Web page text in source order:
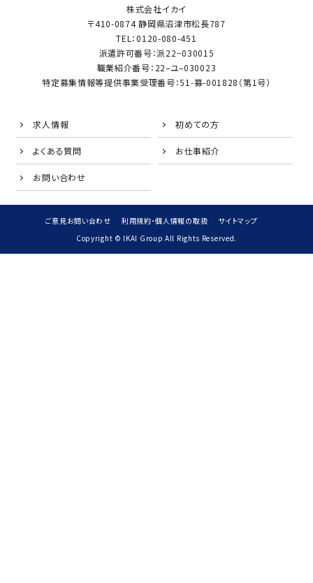
株式会社イカイ
〒410-0874 静岡県沼津市松長787
TEL：0120-080-451
派遣許可番号：派22−030015
職業紹介番号：22–ユ–030023
特定募集情報等提供事業受理番号：51-募-001828（第1号）
求人情報 初めての方
よくある質問 お仕事紹介
お問い合わせ
ご意見お問い合わせ 利用規約・個人情報の取扱
サイトマップ
Copyright © IKAI Group All Rights Reserved.